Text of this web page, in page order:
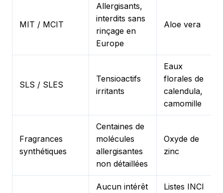
MIT / MCIT
Allergisants,
interdits sans
rinçage en
Europe
Aloe vera
SLS / SLES
Tensioactifs
irritants
Eaux
florales de
calendula,
camomille
Fragrances
synthétiques
Centaines de
molécules
allergisantes
non détaillées
Oxyde de
zinc
Aucun intérêt
Listes INCI